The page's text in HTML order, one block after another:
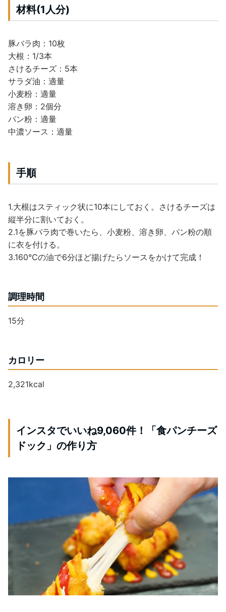
材料(1人分)
豚バラ肉：10枚
大根：1/3本
さけるチーズ：5本
サラダ油：適量
小麦粉：適量
溶き卵：2個分
パン粉：適量
中濃ソース：適量
手順
1.大根はスティック状に10本にしておく。さけるチーズは
縦半分に割いておく。
2.1を豚バラ肉で巻いたら、小麦粉、溶き卵、パン粉の順
に衣を付ける。
3.160℃の油で6分ほど揚げたらソースをかけて完成！
調理時間
15分
カロリー
2,321kcal
インスタでいいね9,060件！「食パンチーズ
ドック」の作り方